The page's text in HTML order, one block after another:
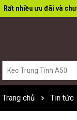
Rất nhiều ưu đãi và
Trang chủ Tin tức